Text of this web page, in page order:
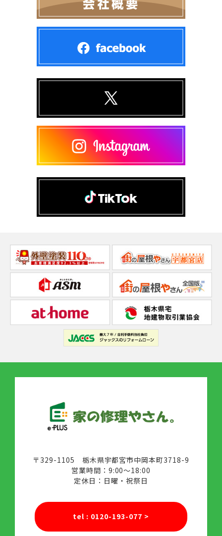
〒329-1105 栃木県宇都宮市中岡本町3718-9
営業時間：9:00～18:00
定休日：日曜・祝祭日
tel : 0120-193-077 >